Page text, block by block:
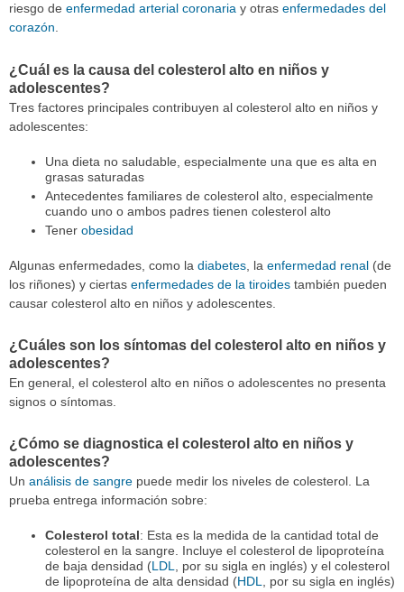
riesgo de enfermedad arterial coronaria y otras enfermedades del
corazón
¿Cuál es la causa del colesterol alto en niños y
adolescentes?
Tres factores principales contribuyen al colesterol alto en niños y
adolescentes:
Una dieta no saludable, especialmente una que es alta en
grasas saturadas
Antecedentes familiares de colesterol alto, especialmente
cuando uno o ambos padres tienen colesterol alto
Tener obesidad
Algunas enfermedades, como la diabetes , la enfermedad renal (de
los riñones) y ciertas enfermedades de la tiroides también pueden
causar colesterol alto en niños y adolescentes.
¿Cuáles son los síntomas del colesterol alto en niños y
adolescentes?
En general, el colesterol alto en niños o adolescentes no presenta
signos o síntomas.
¿Cómo se diagnostica el colesterol alto en niños y
adolescentes?
Un análisis de sangre puede medir los niveles de colesterol. La
prueba entrega información sobre:
Colesterol total: Esta es la medida de la cantidad total de
colesterol en la sangre. Incluye el colesterol de lipoproteína
de baja densidad (LDL, por su sigla en inglés) y el colesterol
de lipoproteína de alta densidad (HDL, por su sigla en inglés)